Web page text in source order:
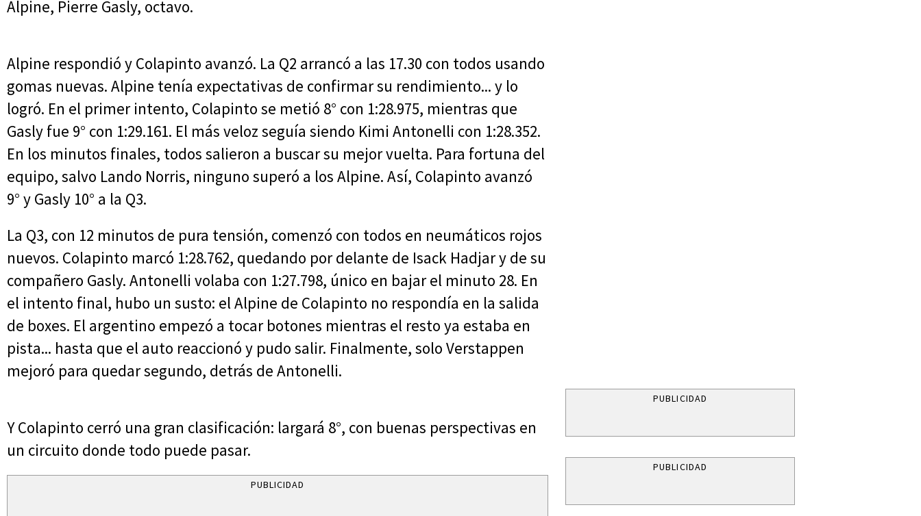
Alpine, Pierre Gasly, octavo.
Alpine respondió y Colapinto avanzó. La Q2 arrancó a las 17.30 con todos usando
gomas nuevas. Alpine tenía expectativas de confirmar su rendimiento... y lo
logró. En el primer intento, Colapinto se metió 8° con 1:28.975, mientras que
Gasly fue 9° con 1:29.161. El más veloz seguía siendo Kimi Antonelli con 1:28.352.
En los minutos finales, todos salieron a buscar su mejor vuelta. Para fortuna del
equipo, salvo Lando Norris, ninguno superó a los Alpine. Así, Colapinto avanzó
9° y Gasly 10° a la Q3.
La Q3, con 12 minutos de pura tensión, comenzó con todos en neumáticos rojos
nuevos. Colapinto marcó 1:28.762, quedando por delante de Isack Hadjar y de su
compañero Gasly. Antonelli volaba con 1:27.798, único en bajar el minuto 28. En
el intento final, hubo un susto: el Alpine de Colapinto no respondía en la salida
de boxes. El argentino empezó a tocar botones mientras el resto ya estaba en
pista... hasta que el auto reaccionó y pudo salir. Finalmente, solo Verstappen
mejoró para quedar segundo, detrás de Antonelli.
Y Colapinto cerró una gran clasificación: largará 8°, con buenas perspectivas en
un circuito donde todo puede pasar.
PUBLICIDAD
PUBLICIDAD
PUBLICIDAD